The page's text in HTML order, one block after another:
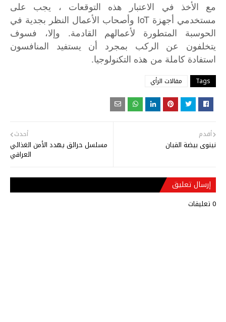
مع الأخذ في الاعتبار هذه التوقعات ، يجب
على
مستخدمي أجهزة وأصحاب الأعمال النظر بجدية في
الحوسبة
المتطورة لأعمالهم القادمة. وإلا،
فسوف
يتخلفون
عن الركب بمجرد أن يستفيد
المنافسون
استفادة كاملة من هذه التكنولوجيا.
Tags مقالات الرأي
أحدث
مسلسل حرائق يهدد الأمن الغذائي
العراقي
أقدم
نينوى بيضة القبان
إرسال تعليق
0 تعليقات